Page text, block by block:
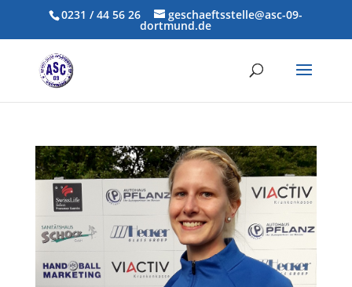
0231 / 44 56 26 geschaeftsstelle@asc-09-
dortmund.de